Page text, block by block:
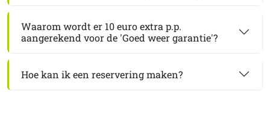
Waarom wordt er 10 euro extra p.p.
aangerekend voor de 'Goed weer garantie'?
Hoe kan ik een reservering maken?